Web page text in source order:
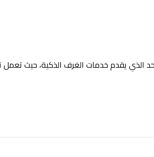
الذي يقدم خدمات الغرف الذكية، حيث تعمل